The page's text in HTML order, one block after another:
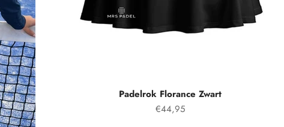
Padelrok Florance Zwart
Prezzo speciale
€44,95